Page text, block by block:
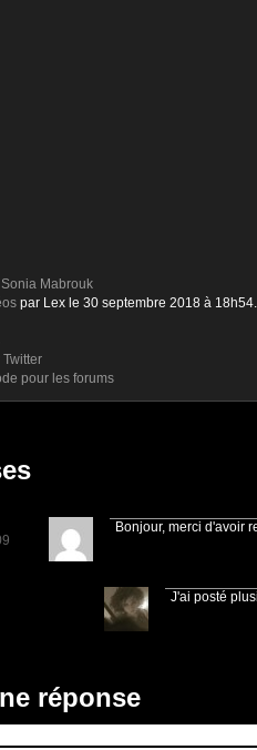
Sonia Mabrouk
par Lex le 30 septembre 2018 à 18h54.
Twitter
pour les forums
Bonjour, merci d'avoir
J'ai posté
réponse